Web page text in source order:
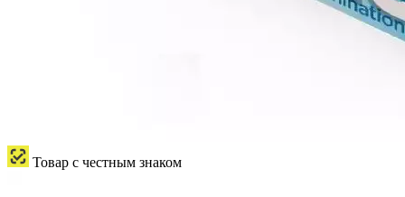
Товар с честным знаком